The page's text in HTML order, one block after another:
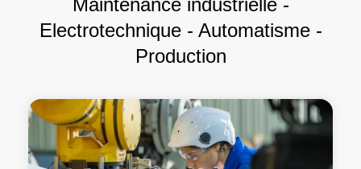
Maintenance industrielle -
Electrotechnique - Automatisme -
Production